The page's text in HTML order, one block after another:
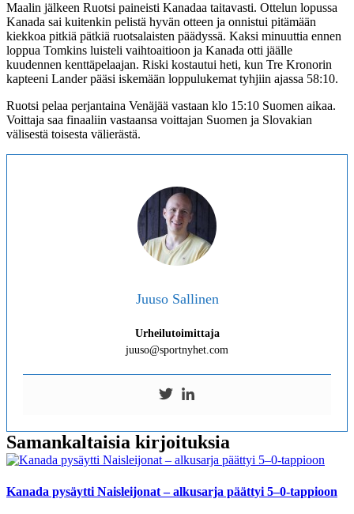
Maalin jälkeen Ruotsi paineisti Kanadaa taitavasti. Ottelun lopussa
Kanada sai kuitenkin pelistä hyvän otteen ja onnistui pitämään
kiekkoa pitkiä pätkiä ruotsalaisten päädyssä. Kaksi minuuttia ennen
loppua Tomkins luisteli vaihtoaitioon ja Kanada otti jäälle
kuudennen kenttäpelaajan. Riski kostautui heti, kun Tre Kronorin
kapteeni Lander pääsi iskemään loppulukemat tyhjiin ajassa 58:10.
Ruotsi pelaa perjantaina Venäjää vastaan klo 15:10 Suomen aikaa.
Voittaja saa finaaliin vastaansa voittajan Suomen ja Slovakian
välisestä toisesta välierästä.
Juuso Sallinen
Urheilutoimittaja
juuso@sportnyhet.com
Samankaltaisia kirjoituksia
Kanada pysäytti Naisleijonat – alkusarja päättyi 5–0-tappioon